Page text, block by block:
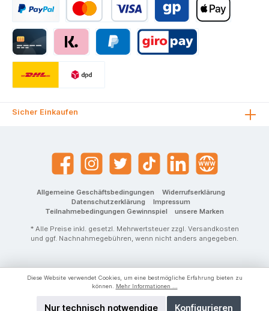
Sicher Einkaufen
Allgemeine Geschäftsbedingungen
Widerrufserklärung
Datenschutzerklärung
Impressum
Teilnahmebedingungen Gewinnspiel
unsere Marken
* Alle Preise inkl. gesetzl. Mehrwertsteuer zzgl. Versandkosten
und ggf. Nachnahmegebühren, wenn nicht anders angegeben.
Diese Website verwendet Cookies, um eine bestmögliche Erfahrung bieten zu
können.
Mehr Informationen ...
Nur technisch notwendige Konfigurieren